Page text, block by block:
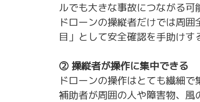
ルでも大きな事故につながる可
ドローンの操縦者だけでは周
目」として安全確認を手助けす
② 操縦者が操作に集中できる
ドローンの操作はとても繊細で
補助者が周囲の人や障害物、